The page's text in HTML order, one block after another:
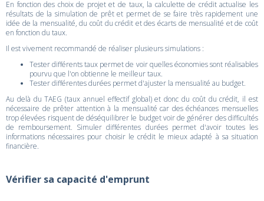
En fonction des choix de projet et de taux, la calculette de crédit actualise les
résultats de la simulation de prêt et permet de se faire très rapidement une
idée de la mensualité, du coût du crédit et des écarts de mensualité et de coût
en fonction du taux.
Il est vivement recommandé de réaliser plusieurs simulations :
Tester différents taux permet de voir quelles économies sont réalisables
pourvu que l'on obtienne le meilleur taux.
Tester différentes durées permet d'ajuster la mensualité au budget.
Au delà du TAEG (taux annuel effectif global) et donc du coût du crédit, il est
nécessaire de prêter attention à la mensualité car des échéances mensuelles
trop élevées risquent de déséquilibrer le budget voir de générer des difficultés
de remboursement. Simuler différentes durées permet d'avoir toutes les
informations nécessaires pour choisir le crédit le mieux adapté à sa situation
financière.
Vérifier sa capacité d'emprunt